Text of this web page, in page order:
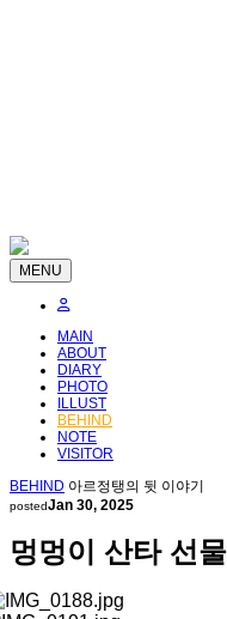
MENU
MAIN
ABOUT
DIARY
PHOTO
ILLUST
BEHIND
NOTE
VISITOR
BEHIND 아르정탱의 뒷 이야기
postedJan 30, 2025
멍멍이 산타 선물